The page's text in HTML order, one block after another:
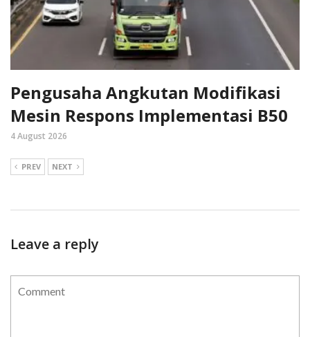
Pengusaha Angkutan Modifikasi
Mesin Respons Implementasi B50
4 August 2026
PREV NEXT
Leave a reply